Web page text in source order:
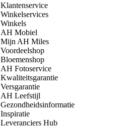
Klantenservice
Winkelservices
Winkels
AH Mobiel
Mijn AH Miles
Voordeelshop
Bloemenshop
AH Fotoservice
Kwaliteitsgarantie
Versgarantie
AH Leefstijl
Gezondheidsinformatie
Inspiratie
Leveranciers Hub